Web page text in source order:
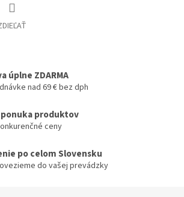
úplne ZDARMA
nad 69 € bez dph
produktov
ceny
po celom Slovensku
do vašej prevádzky